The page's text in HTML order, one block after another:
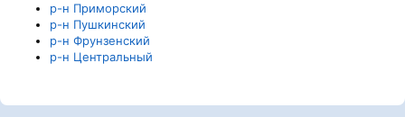
р-н Приморский
р-н Пушкинский
р-н Фрунзенский
р-н Центральный